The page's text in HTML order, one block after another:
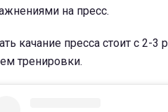
на пресс.
качание пресса стоит с 2-
тренировки.